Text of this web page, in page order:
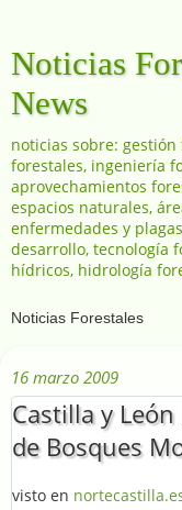
Noticias
News
noticias sobre:
forestales, ingeniería
aprovechamientos
espacios naturales,
enfermedades y
desarrollo, tecnología
hídricos, hidrología
16 marzo 2009
Castilla y
de Bosques
visto en